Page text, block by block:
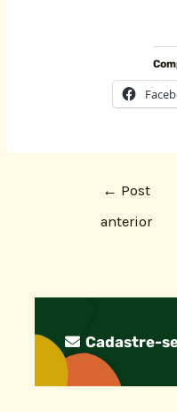
← Post
anterior
Cadastre-